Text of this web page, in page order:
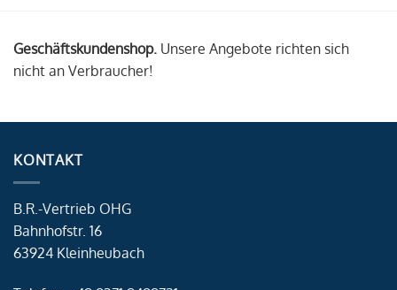
Geschäftskundenshop. Unsere Angebote richten sich
nicht an Verbraucher!
KONTAKT
B.R.-Vertrieb OHG
Bahnhofstr. 16
63924 Kleinheubach